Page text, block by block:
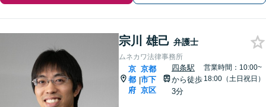
宗川 雄己 弁護士
ムネカワ法律事務所
京
都
府
|
京都
市下
京区
四条駅
から徒歩
3分
営業時間：10:00~
18:00（土日祝日）